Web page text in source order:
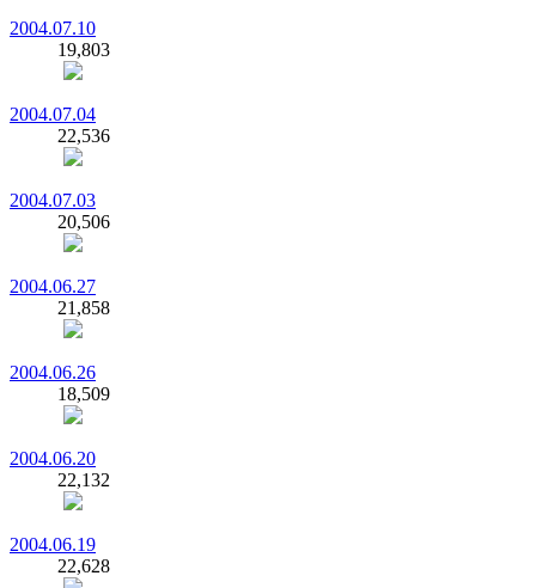
2004.07.10
19,803
2004.07.04
22,536
2004.07.03
20,506
2004.06.27
21,858
2004.06.26
18,509
2004.06.20
22,132
2004.06.19
22,628